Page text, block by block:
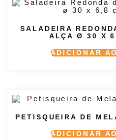
SALADEIRA
ALÇA Ø 30 X
ADICIONAR
PETISQUEIRA DE
ADICIONAR